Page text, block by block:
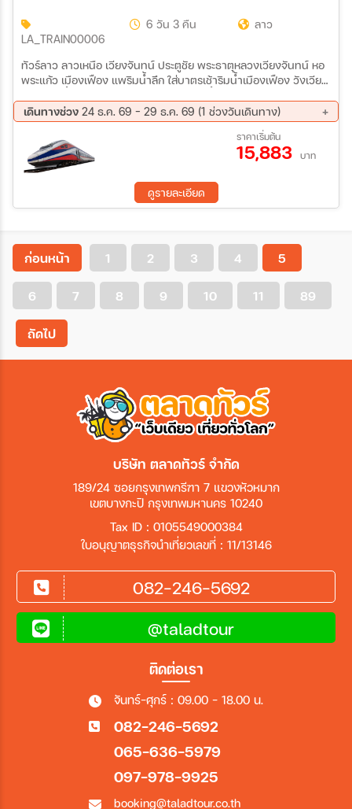
LA_TRAIN00006
6 วัน 3 คืน ลาว
ทัวร์ลาว ลาวเหนือ เวียงจันทน์ ประตูชัย พระธาตุหลวงเวียงจันทน์ หอ
พระแก้ว เมืองเฟือง แพริมน้ำลึก ใส่บาตรเช้าริมน้ำเมืองเฟือง วังเวียง
น้ำตกตาดกวางสี ตลาดมืด Night Market นั่งรถไฟความเร็วสูงลาว-
จีน ใส่บาตรข้าวเหนียวหลวงพระบาง ตลาดเช้า วัดเชียงทอง
เดินทางช่วง 24 ธ.ค. 69 - 29 ธ.ค. 69 (1 ช่วงวันเดินทาง)
ราคาเริ่มต้น
15,883 บาท
ดูรายละเอียด
ก่อนหน้า 1 2 3 4 5
6 7 8 9 10 11 89
ถัดไป
บริษัท ตลาดทัวร์ จำกัด
189/24 ซอยกรุงเทพกรีฑา 7 แขวงหัวหมาก
เขตบางกะปิ กรุงเทพมหานคร 10240
Tax ID : 0105549000384
ใบอนุญาตธุรกิจนำเที่ยวเลขที่ : 11/13146
082-246-5692
@taladtour
ติดต่อเรา
จันทร์-ศุกร์ : 09.00 - 18.00 น.
082-246-5692
065-636-5979
097-978-9925
booking@taladtour.co.th